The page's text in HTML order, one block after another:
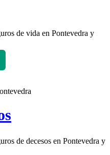
de vida en Pontevedra y
de decesos en Pontevedra y